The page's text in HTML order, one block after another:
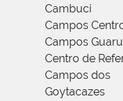
Cambuci
Campos
Campos
Centro de
Campos dos
Goytacazes